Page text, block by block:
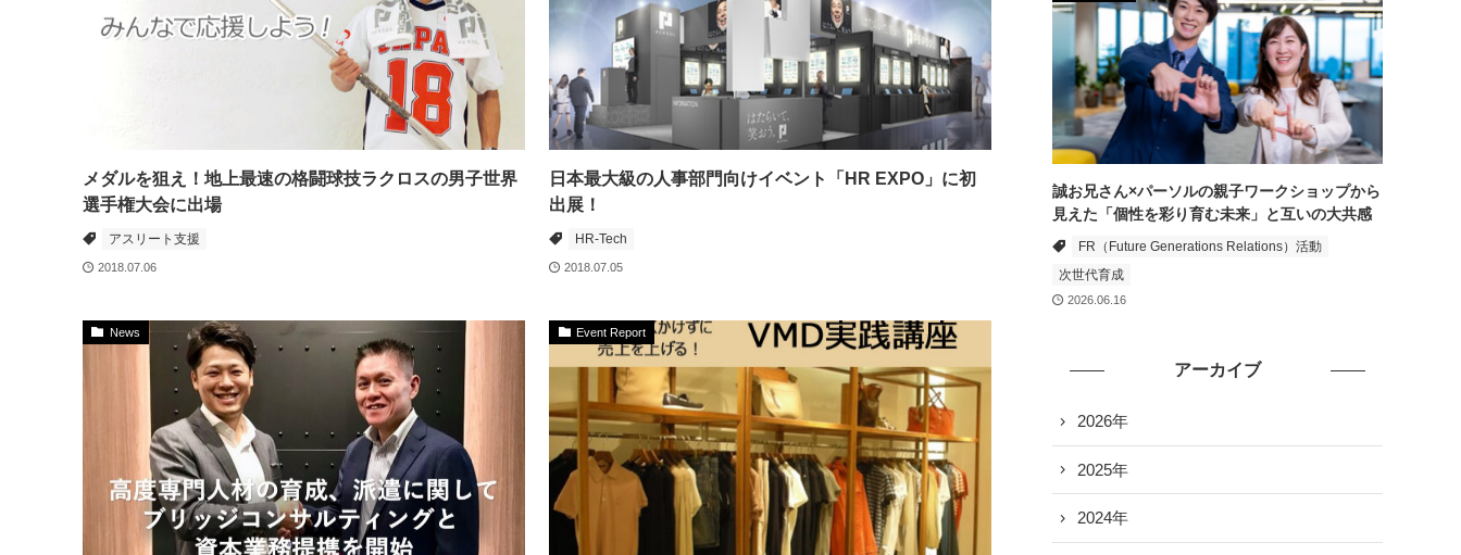
メダルを狙え！地上最速の格闘球技ラクロスの男子世界
選手権大会に出場
アスリート支援
2018.07.06
日本最大級の人事部門向けイベント「HR EXPO」に初
出展！
HR-Tech
2018.07.05
News Event Report
誠お兄さん×パーソルの親子ワークショップから
見えた「個性を彩り育む未来」と互いの大共感
FR（Future Generations Relations）活動
次世代育成
2026.06.16
アーカイブ
2026年
2025年
2024年